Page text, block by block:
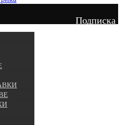
Подписка